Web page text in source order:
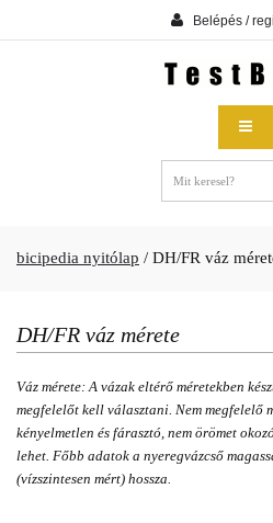
Belépés /
bicipedia nyitólap / DH/FR váz
DH/FR váz mérete
Váz mérete: A vázak eltérő méretekben
megfelelőt kell választani. Nem megfelelő
kényelmetlen és fárasztó, nem örömet
lehet. Főbb adatok a nyeregvázcső
(vízszintesen mért) hossza.